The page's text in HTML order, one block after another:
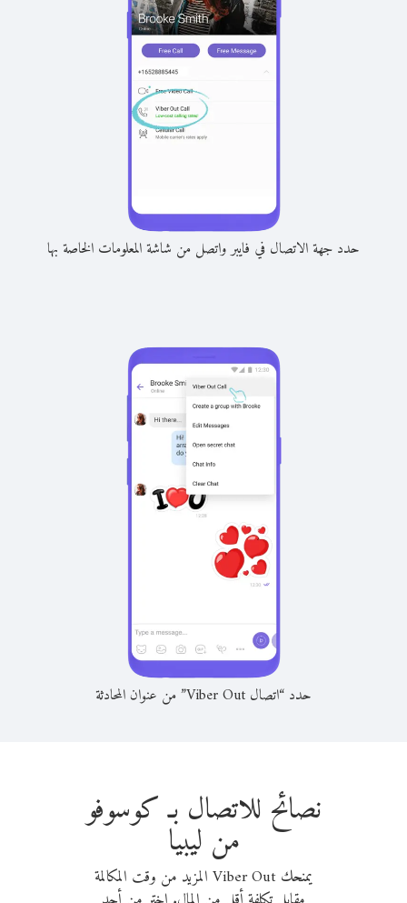
حدد جهة الاتصال في فايبر واتصل من شاشة المعلومات الخاصة بها
حدد “اتصال Viber Out” من عنوان المحادثة
نصائح للاتصال بـ كوسوفو
من ليبيا
يمنحك Viber Out المزيد من وقت المكالمة